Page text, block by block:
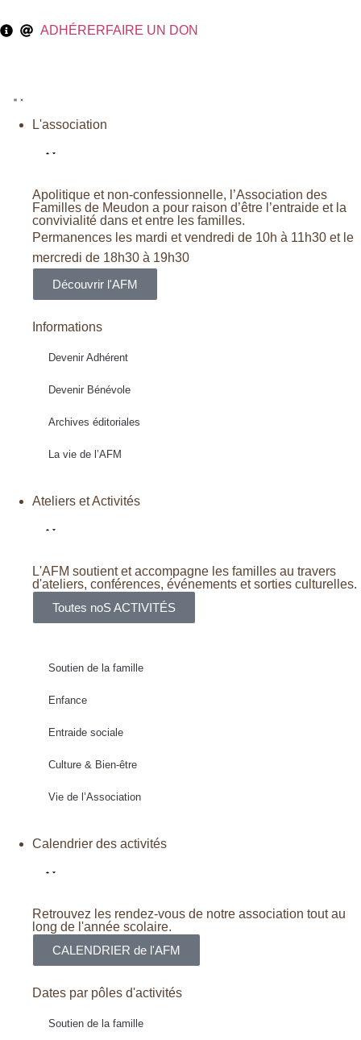
ADHÉRERFAIRE UN DON
L'association
Apolitique et non-confessionnelle, l’Association des
Familles de Meudon a pour raison d’être l’entraide et la
convivialité dans et entre les familles.
Permanences les mardi et vendredi de 10h à 11h30 et le
mercredi de 18h30 à 19h30
Découvrir l'AFM
Informations
Devenir Adhérent
Devenir Bénévole
Archives éditoriales
La vie de l’AFM
Ateliers et Activités
L'AFM soutient et accompagne les familles au travers
d'ateliers, conférences, événements et sorties culturelles.
Toutes noS ACTIVITÉS
Soutien de la famille
Enfance
Entraide sociale
Culture & Bien-être
Vie de l’Association
Calendrier des activités
Retrouvez les rendez-vous de notre association tout au
long de l'année scolaire.
CALENDRIER de l'AFM
Dates par pôles d'activités
Soutien de la famille